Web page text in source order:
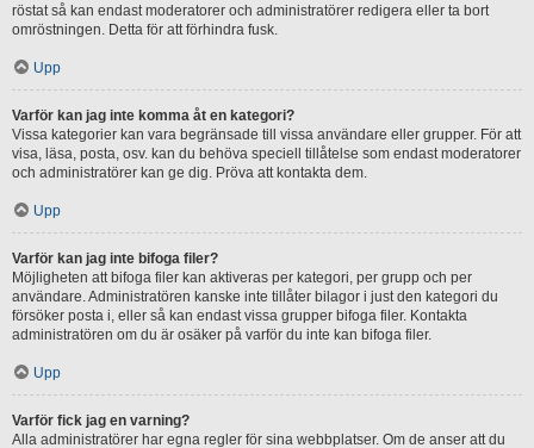
röstat så kan endast moderatorer och administratörer redigera eller ta bort
omröstningen. Detta för att förhindra fusk.
Upp
Varför kan jag inte komma åt en kategori?
Vissa kategorier kan vara begränsade till vissa användare eller grupper. För att
visa, läsa, posta, osv. kan du behöva speciell tillåtelse som endast moderatorer
och administratörer kan ge dig. Pröva att kontakta dem.
Upp
Varför kan jag inte bifoga filer?
Möjligheten att bifoga filer kan aktiveras per kategori, per grupp och per
användare. Administratören kanske inte tillåter bilagor i just den kategori du
försöker posta i, eller så kan endast vissa grupper bifoga filer. Kontakta
administratören om du är osäker på varför du inte kan bifoga filer.
Upp
Varför fick jag en varning?
Alla administratörer har egna regler för sina webbplatser. Om de anser att du